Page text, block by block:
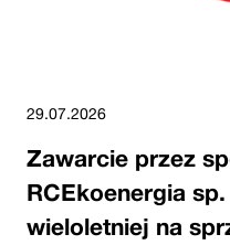
29.07.2026
Zawarcie przez
RCEkoenergia
wieloletniej na